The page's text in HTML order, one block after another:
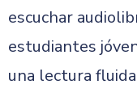
escuchar
estudiantes
una lectura